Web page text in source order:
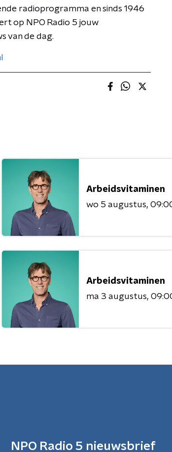
radioprogramma en sinds 1946
op NPO Radio 5 jouw
van de dag.
Arbeidsvitaminen
wo 5 augustus
Arbeidsvitaminen
ma 3 augustus
NPO Radio 5 nieuwsbrief